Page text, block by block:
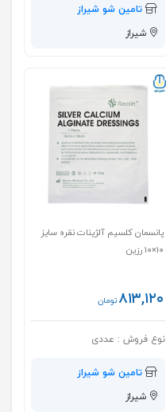
تامین شو شیراز
شیراز
پانسمان کلسیم آلژینات نقره سایز
۱۰×۱۰ رزین
۸۱۳,۱۲۰تومان
نوع فروش : عددی
تامین شو شیراز
شیراز